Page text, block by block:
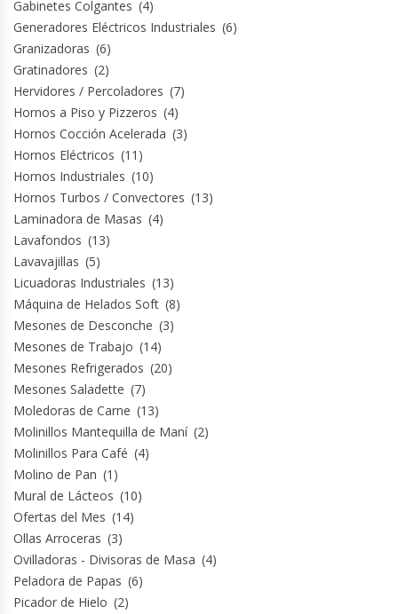
Selladoras Al Vacío
Shawarmas
Sin Categoría
Sobadoras
Sushi Case
Termos
Tostadoras De Pan
Vitrinas Pasteleras
Vitrinas Refrigeradas
Gabinetes Colgantes (4)
Generadores Eléctricos Industriales (6)
Granizadoras (6)
Gratinadores (2)
Hervidores / Percoladores (7)
Hornos a Piso y Pizzeros (4)
Hornos Cocción Acelerada (3)
Hornos Eléctricos (11)
Hornos Industriales (10)
Hornos Turbos / Convectores (13)
Laminadora de Masas (4)
Lavafondos (13)
Lavavajillas (5)
Licuadoras Industriales (13)
Máquina de Helados Soft (8)
Mesones de Desconche (3)
Mesones de Trabajo (14)
Mesones Refrigerados (20)
Mesones Saladette (7)
Moledoras de Carne (13)
Molinillos Mantequilla de Maní (2)
Molinillos Para Café (4)
Molino de Pan (1)
Mural de Lácteos (10)
Ofertas del Mes (14)
Ollas Arroceras (3)
Ovilladoras - Divisoras de Masa (4)
Peladora de Papas (6)
Picador de Hielo (2)